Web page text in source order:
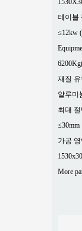
테이블
≤12kw
재질 유
알루미
최대
≤30mm
가공 영
More